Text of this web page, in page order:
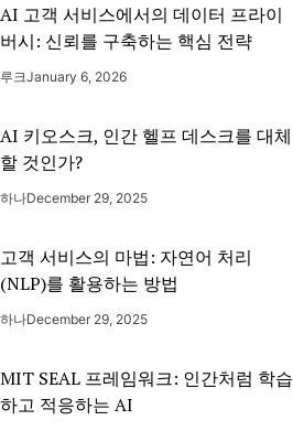
AI 고객 서비스에서의 데이터 프라이
버시: 신뢰를 구축하는 핵심 전략
루크January 6, 2026
AI 키오스크, 인간 헬프 데스크를 대체
할 것인가?
하나December 29, 2025
고객 서비스의 마법: 자연어 처리
(NLP)를 활용하는 방법
하나December 29, 2025
MIT SEAL 프레임워크: 인간처럼 학습
하고 적응하는 AI